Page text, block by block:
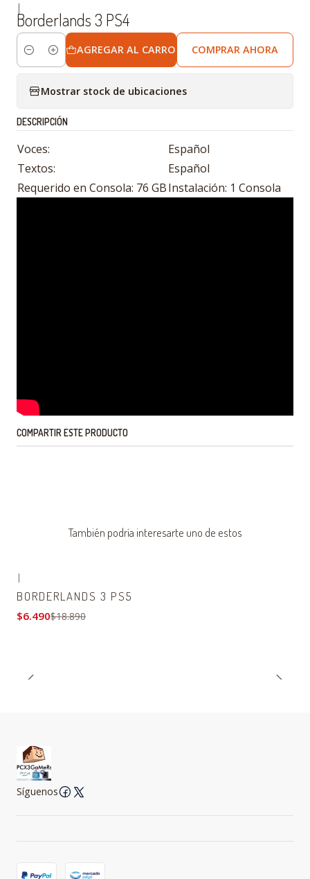
|
Borderlands 3 PS4
Cantidad
AGREGAR AL CARRO COMPRAR AHORA
Mostrar stock de ubicaciones
DESCRIPCIÓN
Voces:
Español
Textos:
Español
Requerido en Consola: 76 GBInstalación: 1 Consola
COMPARTIR ESTE PRODUCTO
También podría interesarte uno de estos
|
BORDERLANDS 3 PS5
$6.490$18.890
Síguenos